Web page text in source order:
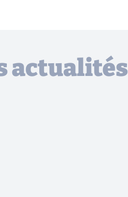
actualités